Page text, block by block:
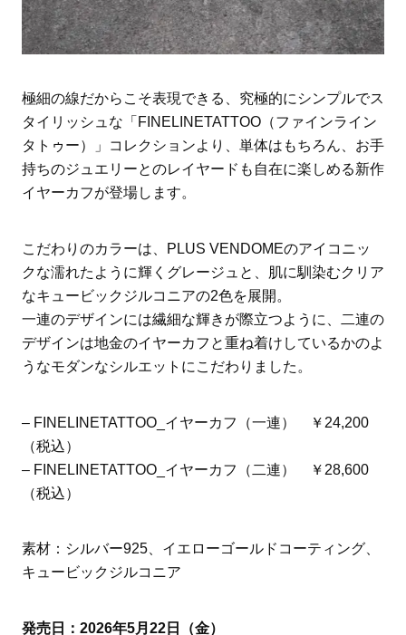
極細の線だからこそ表現できる、究極的にシンプルでス
タイリッシュな「FINELINETATTOO（ファインライン
タトゥー）」コレクションより、単体はもちろん、お手
持ちのジュエリーとのレイヤードも自在に楽しめる新作
イヤーカフが登場します。
こだわりのカラーは、PLUS VENDOMEのアイコニッ
クな濡れたように輝くグレージュと、肌に馴染むクリア
なキュービックジルコニアの2色を展開。
一連のデザインには繊細な輝きが際立つように、二連の
デザインは地金のイヤーカフと重ね着けしているかのよ
うなモダンなシルエットにこだわりました。
– FINELINETATTOO_イヤーカフ（一連） ￥24,200
（税込）
– FINELINETATTOO_イヤーカフ（二連） ￥28,600
（税込）
素材：シルバー925、イエローゴールドコーティング、
キュービックジルコニア
発売日：2026年5月22日（金）